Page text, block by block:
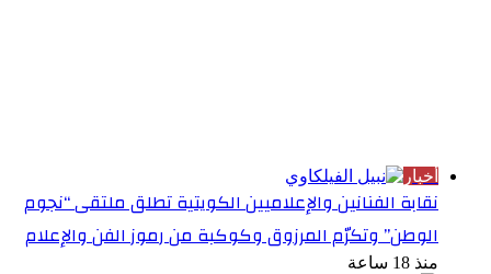
أخبار
نقابة الفنانين والإعلاميين الكويتية تطلق ملتقى “نجوم
الوطن” وتكرّم المرزوق وكوكبة من رموز الفن والإعلام
منذ 18 ساعة